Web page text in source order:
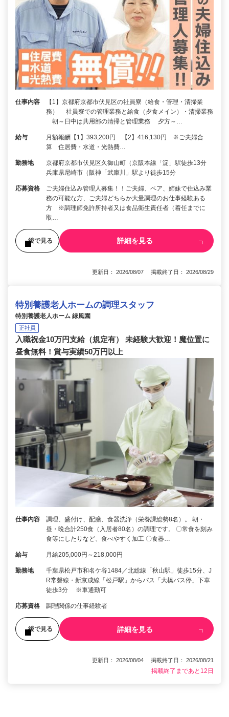
仕事内容
【1】京都府京都市伏見区の社員寮（給食・管理・清掃業
務） 社員寮での管理業務と給食（夕食メイン）・清掃業務
朝～日中は共用部の清掃と管理業務 夕方～…
給与
月額報酬【1】393,200円 【2】416,130円 ※ご夫婦合
算 住居費・水道・光熱費…
勤務地
京都府京都市伏見区久御山町（京阪本線「淀」駅徒歩13分
兵庫県尼崎市（阪神「武庫川」駅より徒歩15分
応募資格
ご夫婦住込み管理人募集！！ご夫婦、ペア、姉妹で住込み業
務の可能な方、ご夫婦どちらか大量調理のお仕事経験ある
方 ※調理師免許所持者又は食品衛生責任者（着任までに
取…
後で見る 詳細を見る
更新日： 2026/08/07 掲載終了日： 2026/08/29
特別養護老人ホームの調理スタッフ
特別養護老人ホーム 緑風園
正社員
入職祝金10万円支給（規定有） 未経験大歓迎！魔位置に
昼食無料！賞与実績50万円以上
仕事内容
調理、盛付け、配膳、食器洗浄（栄養課総勢8名）。 朝・
昼・晩合計250食（入居者80名）の調理です。 〇常食を刻み
食等にしたりなど、食べやすく加工 〇食器…
給与 月給205,000円～218,000円
勤務地
千葉県松戸市和名ケ谷1484／北総線「秋山駅」徒歩15分、J
R常磐線・新京成線「松戸駅」からバス「大橋バス停」下車
徒歩3分 ※車通勤可
応募資格 調理関係の仕事経験者
後で見る 詳細を見る
更新日： 2026/08/04 掲載終了日： 2026/08/21
掲載終了まであと12日